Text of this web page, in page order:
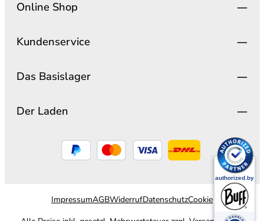
Online Shop
Kundenservice
Das Basislager
Der Laden
ImpressumAGBWiderrufDatenschutzCookie